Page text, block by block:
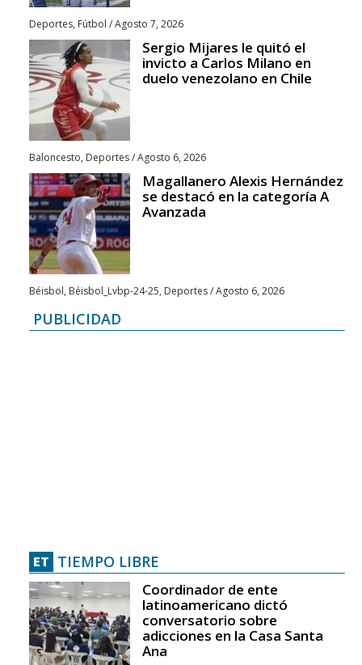
Deportes, Fútbol /Agosto 7, 2026
Sergio Mijares le quitó el
invicto a Carlos Milano en
duelo venezolano en Chile
Baloncesto, Deportes/Agosto 6, 2026
Magallanero Alexis Hernández
se destacó en la categoría A
Avanzada
Béisbol, Béisbol_Lvbp-24-25, Deportes/Agosto 6, 2026
PUBLICIDAD
ET TIEMPO LIBRE
Coordinador de ente
latinoamericano dictó
conversatorio sobre
adicciones en la Casa Santa
Ana